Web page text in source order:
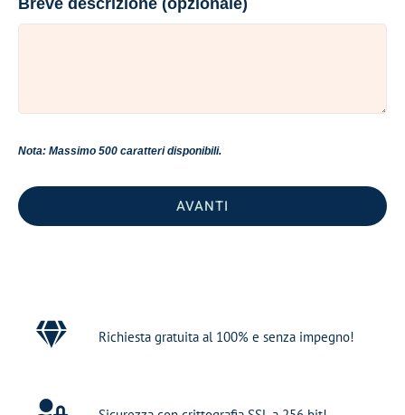
Breve descrizione (opzionale)
Nota: Massimo 500 caratteri disponibili.
AVANTI
Richiesta gratuita al 100% e senza impegno!